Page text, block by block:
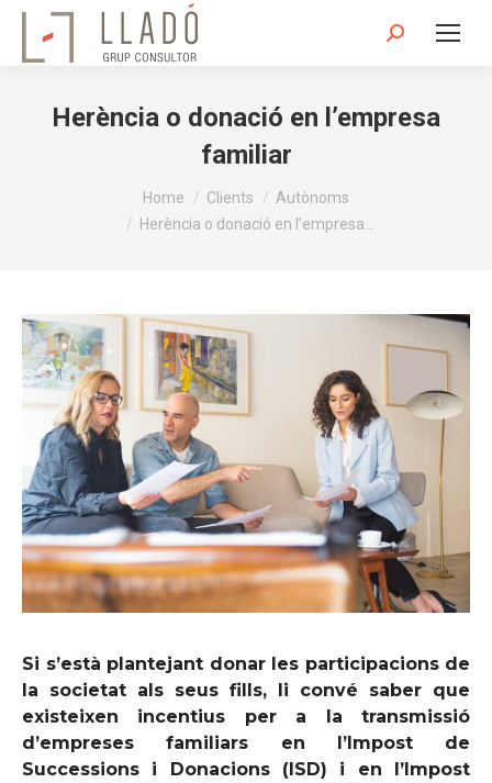
Search:
Herència o donació en l’empresa
familiar
Home Clients
Autònoms
Herència o donació en l’empresa…
Si s’està plantejant donar les participacions de
la societat als seus fills, li convé saber que
existeixen incentius per a la transmissió
d’empreses familiars en l’Impost de
Successions i Donacions (ISD) i en l’Impost